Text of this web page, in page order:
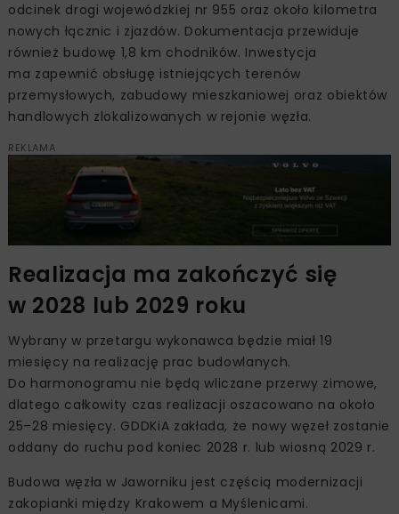
odcinek drogi wojewódzkiej nr 955 oraz około kilometra
nowych łącznic i zjazdów. Dokumentacja przewiduje
również budowę 1,8 km chodników. Inwestycja
ma zapewnić obsługę istniejących terenów
przemysłowych, zabudowy mieszkaniowej oraz obiektów
handlowych zlokalizowanych w rejonie węzła.
REKLAMA
Realizacja ma zakończyć się
w 2028 lub 2029 roku
Wybrany w przetargu wykonawca będzie miał 19
miesięcy na realizację prac budowlanych.
Do harmonogramu nie będą wliczane przerwy zimowe,
dlatego całkowity czas realizacji oszacowano na około
25–28 miesięcy. GDDKiA zakłada, że nowy węzeł zostanie
oddany do ruchu pod koniec 2028 r. lub wiosną 2029 r.
Budowa węzła w Jaworniku jest częścią modernizacji
zakopianki między Krakowem a Myślenicami.